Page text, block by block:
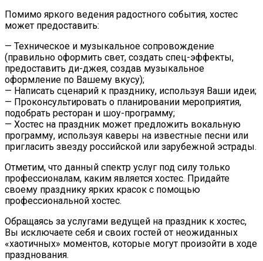
Помимо яркого ведения радостного события, хостес
может предоставить:
— Техническое и музыкальное сопровождение
(правильно оформить свет, создать спец-эффекты,
предоставить ди-джея, создав музыкальное
оформление по Вашему вкусу);
— Написать сценарий к празднику, используя Ваши идеи;
— Проконсультировать о планировании мероприятия,
подобрать ресторан и шоу-программу;
— Хостес на праздник может предложить вокальную
программу, используя каверы на известные песни или
пригласить звезду российской или зарубежной эстрады.
Отметим, что данный спектр услуг под силу только
профессионалам, каким является хостес. Придайте
своему празднику ярких красок с помощью
профессиональной хостес.
Обращаясь за услугами ведущей на праздник к хостес,
Вы исключаете себя и своих гостей от неожиданных
«хаотичных» моментов, которые могут произойти в ходе
празднования.